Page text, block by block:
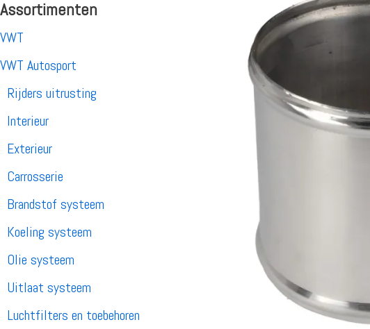
Assortimenten
VWT
VWT Autosport
Rijders uitrusting
Interieur
Exterieur
Carrosserie
Brandstof systeem
Koeling systeem
Olie systeem
Uitlaat systeem
Luchtfilters en toebehoren